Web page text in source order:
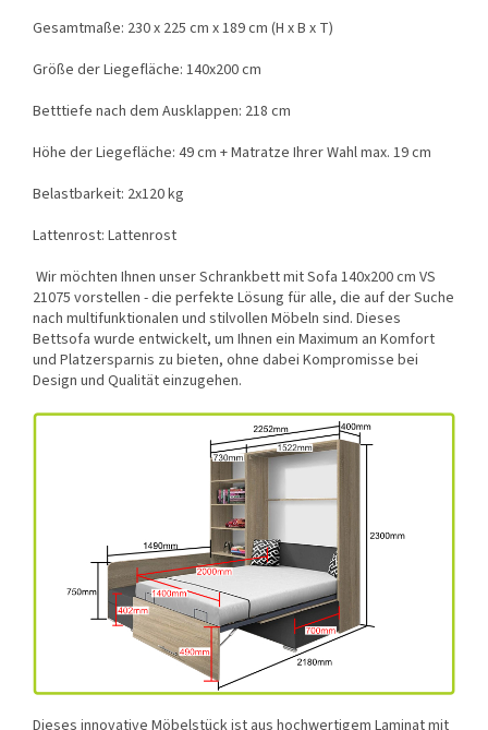
Gesamtmaße: 230 x 225 cm x 189 cm (H x B x T)
Größe der Liegefläche: 140x200 cm
Betttiefe nach dem Ausklappen: 218 cm
Höhe der Liegefläche: 49 cm + Matratze Ihrer Wahl max. 19 cm
Belastbarkeit: 2x120 kg
Lattenrost: Lattenrost
Wir möchten Ihnen unser Schrankbett mit Sofa 140x200 cm VS
21075 vorstellen - die perfekte Lösung für alle, die auf der Suche
nach multifunktionalen und stilvollen Möbeln sind. Dieses
Bettsofa wurde entwickelt, um Ihnen ein Maximum an Komfort
und Platzersparnis zu bieten, ohne dabei Kompromisse bei
Design und Qualität einzugehen.
Dieses innovative Möbelstück ist aus hochwertigem Laminat mit